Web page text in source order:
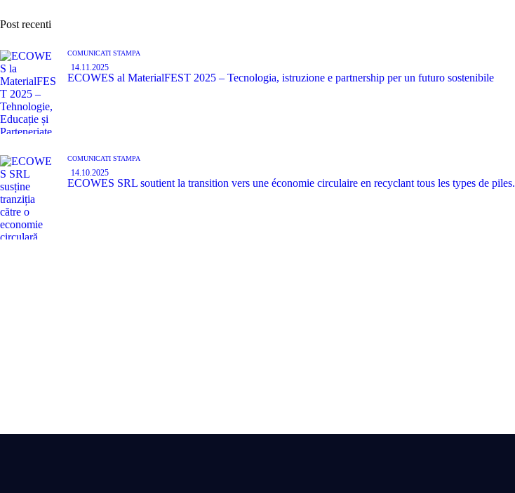
Post recenti
COMUNICATI STAMPA
14.11.2025
ECOWES al MaterialFEST 2025 – Tecnologia, istruzione e partnership per un futuro sostenibile
COMUNICATI STAMPA
14.10.2025
ECOWES SRL soutient la transition vers une économie circulaire en recyclant tous les types de piles.